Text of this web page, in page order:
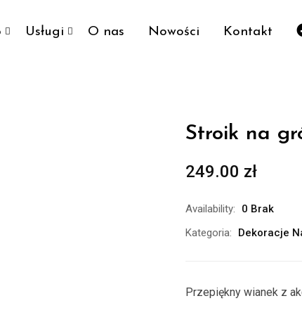
Usługi O nas Nowości Kontakt
Stroik na
249.00 zł
Availability:
0 Brak
Kategoria:
Dekoracje
Przepiękny wianek z